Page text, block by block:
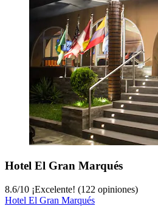
Hotel El Gran Marqués
8.6/10 ¡Excelente! (122 opiniones)
Hotel El Gran Marqués